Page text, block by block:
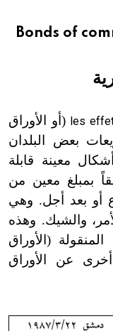
في عام 2026
Bonds of
les (أو الأوراق
بعض البلدان
معينة قابلة
بمبلغ معين من
أو بعد أجل. وهي
والشيك. وهذه
(الأوراق
عن الأوراق